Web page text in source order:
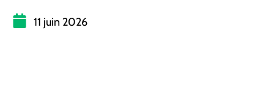
11 juin 2026